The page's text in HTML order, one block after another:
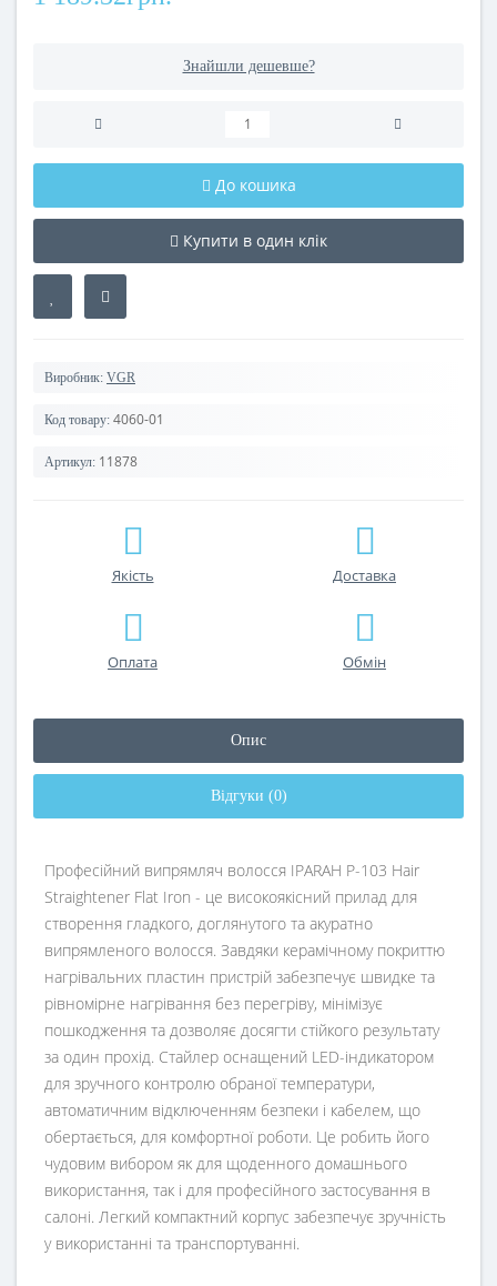
Знайшли дешевше?
До кошика
Купити в один клік
Виробник: VGR
Код товару: 4060-01
Артикул: 11878
Якість Доставка
Оплата Обмін
Опис
Відгуки (0)
Професійний випрямляч волосся IPARAH P-103 Hair
Straightener Flat Iron - це високоякісний прилад для
створення гладкого, доглянутого та акуратно
випрямленого волосся. Завдяки керамічному покриттю
нагрівальних пластин пристрій забезпечує швидке та
рівномірне нагрівання без перегріву, мінімізує
пошкодження та дозволяє досягти стійкого результату
за один прохід. Стайлер оснащений LED-індикатором
для зручного контролю обраної температури,
автоматичним відключенням безпеки і кабелем, що
обертається, для комфортної роботи. Це робить його
чудовим вибором як для щоденного домашнього
використання, так і для професійного застосування в
салоні. Легкий компактний корпус забезпечує зручність
у використанні та транспортуванні.